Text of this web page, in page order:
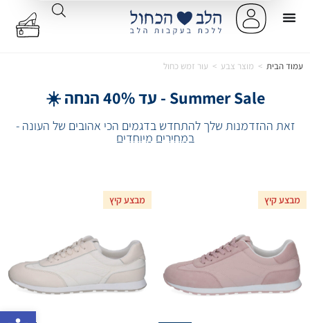
עמוד הבית > מוצר צבע > עור זמש כחול
Summer Sale - עד 40% הנחה ☀️
זאת ההזדמנות שלך להתחדש בדגמים הכי אהובים של העונה -
במחירים מיוחדים
מבצע קיץ מבצע קיץ